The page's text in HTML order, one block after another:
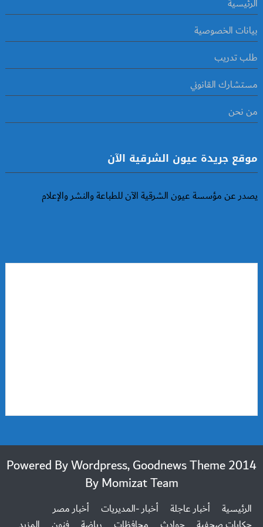
الرئيسية
بيانات الخصوصية
طلب تدريب
مستشارك القانوني
من نحن
موقع جريدة عيون الشرقية الآن
يصدر عن مؤسسة عيون الشرقية الآن للطباعة والنشر والإعلام
2014 Powered By Wordpress, Goodnews Theme
ByMomizat Team
الرئيسية أخبار عاجلة أخبار -المديريات
أخبار مصر